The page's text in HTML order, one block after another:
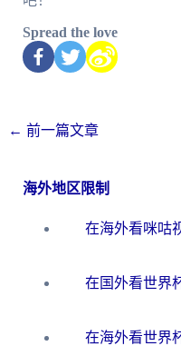
Spread the love
← 前一篇文章
海外地区限制